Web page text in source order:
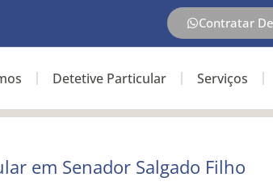
Contratar
Detetive Particular Serviços
em Senador Salgado Filho